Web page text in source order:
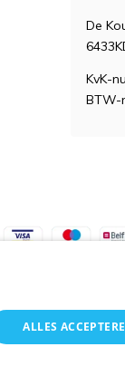
De
KvK-
BTW-
Algemene
ALLES